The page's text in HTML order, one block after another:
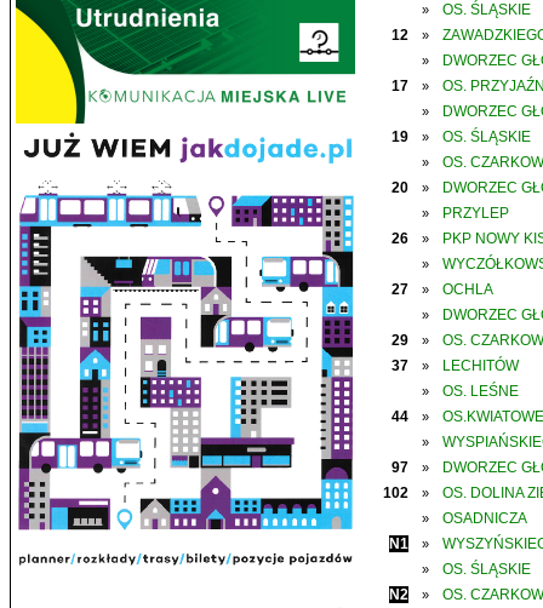
»
OS. ŚLĄSKIE
12
»
»
DWORZEC
17
» OS.
»
DWORZEC
19
» OS. ŚLĄSKIE
»
OS.
20
» DWORZEC
»
PRZYLEP
26
» PKP NOWY
»
27
» OCHLA
»
DWORZEC
29
»
OS.
37
» LECHITÓW
»
OS. LEŚNE
44
» OS.KWIATOWE
»
97
»
DWORZEC
102
» OS. DOLINA
»
OSADNICZA
N1
»
»
OS. ŚLĄSKIE
N2
» OS.